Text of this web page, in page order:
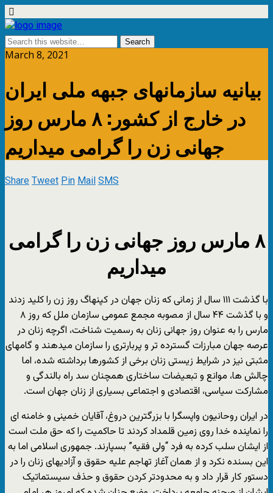
March 8, 2021
بیانیه سازمانهای جبهه ملی ایران
در خارج از کشور: ۸ مارس روز
جهانی زن را گرامی میداریم
ShareTweetPinMailSMS
۸ مارس روز جهانی زن را گرامی
میداریم
با گذشت ۱۱۱ سال از زمانی که زنان جهان در کپنهاگ روز زن را کلید زدند
و با گذشت ۴۴ سال از مصوبه مجمع عمومی سازمان ملل که روز ۸
مارس را به عنوان روز جهانی زنان به رسمیت شناخت، اگرچه زنان در
عرصه جهان مبارزات گسترده تر و پربارتری را سازمان میدهند و گامهای
مثبتی نیز در شرایط زیستی زنان برخی از کشورها برداشته شده، اما
چالش ها، موانع و تبعیضات ساختاری همچنان سد راه بالندگی و
مشارکت سیاسی، اقتصادی و اجتماعی بسیاری از زنان جهان است.
در ایران روحانیون واپسگرا با بزرگترین دروغ، آقایان خمینی و خامنه ای
را نماینده خدا روی زمین قلمداد کردند تا حاکمیت را که حق ملت است
از ایشان سلب کرده به فرد “ولی فقیه” بسپارند. جمهوری اسلامی اما به
این بسنده نکرد و از همان آغاز تهاجم علیه حقوق و آزادیهای زنان را در
دستور کار قرار داد و به محدودتر کردن حقوق و حذف سیستماتیک